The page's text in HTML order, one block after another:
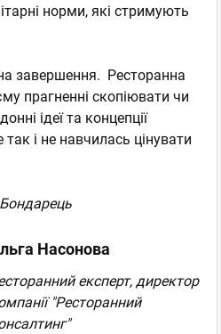
норми, які стримують
завершення. Ресторанна
прагненні скопіювати чи
ідеї та концепції
і не навчилась цінувати
Насонова
експерт, директор
"Ресторанний